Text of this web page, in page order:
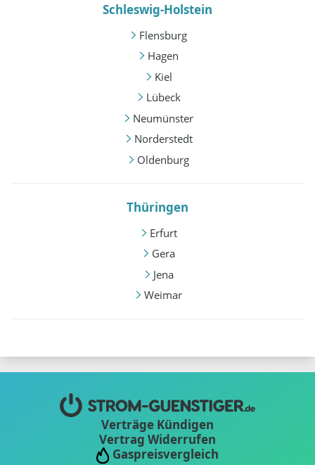
Schleswig-Holstein
Flensburg
Hagen
Kiel
Lübeck
Neumünster
Norderstedt
Oldenburg
Thüringen
Erfurt
Gera
Jena
Weimar
Verträge Kündigen
Vertrag Widerrufen
Gaspreisvergleich